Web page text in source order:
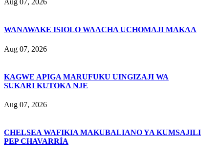
Aug 07, 2026
WANAWAKE ISIOLO WAACHA UCHOMAJI MAKAA
Aug 07, 2026
KAGWE APIGA MARUFUKU UINGIZAJI WA
SUKARI KUTOKA NJE
Aug 07, 2026
CHELSEA WAFIKIA MAKUBALIANO YA KUMSAJILI
PEP CHAVARRÍA